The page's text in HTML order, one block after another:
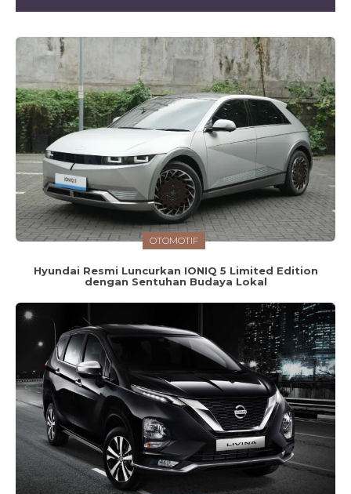
OTOMOTIF
Hyundai Resmi Luncurkan IONIQ 5 Limited Edition
dengan Sentuhan Budaya Lokal